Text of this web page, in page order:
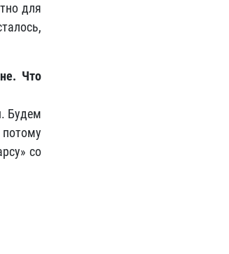
для
Что
Будем
со